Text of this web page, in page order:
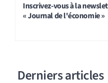
Inscrivez-vous à la
« Journal de l'économie »
Derniers articles